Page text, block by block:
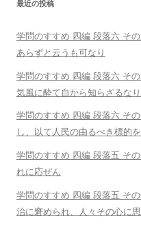
最近の投稿
学問のすすめ 四編 段落六 そ
あらずと云うも可なり
学問のすすめ 四編 段落六 そ
気風に酔て自から知らざるなり
学問のすすめ 四編 段落六 そ
し、以て人民の由るべき標的
学問のすすめ 四編 段落五 そ
れに応ぜん
学問のすすめ 四編 段落五 そ
治に窘められ、人々その心に